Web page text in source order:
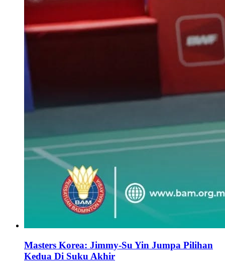
Masters Korea: Jimmy-Su Yin Jumpa Pilihan
Kedua Di Suku Akhir